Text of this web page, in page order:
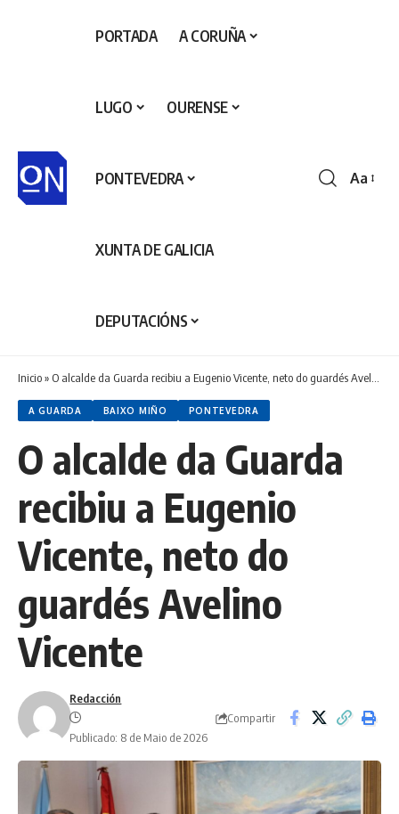
PORTADA A CORUÑA
LUGO OURENSE
PONTEVEDRA
XUNTA DE GALICIA
DEPUTACIÓNS
Aa
Inicio» O alcalde da Guarda recibiu a Eugenio Vicente, neto do guardés Avelino Vicente
A GUARDA BAIXO MIÑO PONTEVEDRA
O alcalde da Guarda
recibiu a Eugenio
Vicente, neto do
guardés Avelino
Vicente
Redacción
Publicado: 8 de Maio de 2026
Compartir